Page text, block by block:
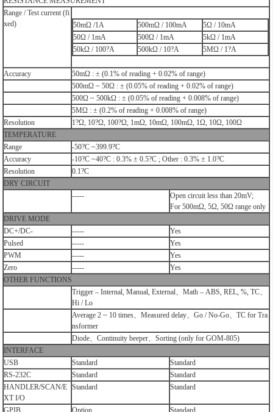
Range / Test current (fi
xed)
50mΩ /1A 500mΩ / 100mA
5Ω / 10mA
50Ω / 1mA
500Ω / 1mA
5kΩ / 1mA
50kΩ / 100?A
500kΩ / 10?A 5MΩ / 1?A
Accuracy
50mΩ : ± (0.1% of reading + 0.02% of range)
500mΩ ~ 50Ω : ± (0.05% of reading + 0.02% of range)
500Ω ~ 500kΩ : ± (0.05% of reading + 0.008% of range)
5MΩ : ± (0.2% of reading + 0.008% of range)
Resolution
1?Ω, 10?Ω, 100?Ω, 1mΩ, 10mΩ, 100mΩ, 1Ω, 10Ω, 100Ω
TEMPERATURE
Range
-50?C ~399.9?C
Accuracy
-10?C ~40?C : 0.3% ± 0.5?C ; Other : 0.3% ± 1.0?C
Resolution
0.1?C
DRY CIRCUIT
-----
Open circuit less than 20mV;
For 500mΩ, 5Ω, 50Ω range only
DRIVE MODE
DC+/DC-
-----
Yes
Pulsed
-----
Yes
PWM
-----
Yes
Zero
-----
Yes
OTHER FUNCTIONS
Trigger – Internal, Manual, External、Math – ABS, REL, %, TC、
Hi / Lo
Average 2 ~ 10 times、Measured delay、Go / No-Go、TC for Tra
nsformer
Diode、Continuity beeper、Sorting (only for GOM-805)
INTERFACE
USB
Standard
Standard
RS-232C
Standard
Standard
HANDLER/SCAN/E
XT I/O
Standard Standard